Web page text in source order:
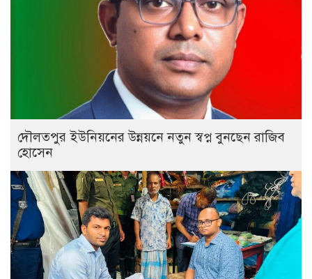
দৌলতপুর ইউনিয়নের উন্নয়নে নতুন স্বপ্ন বুনছেন রাজিব
হোসেন